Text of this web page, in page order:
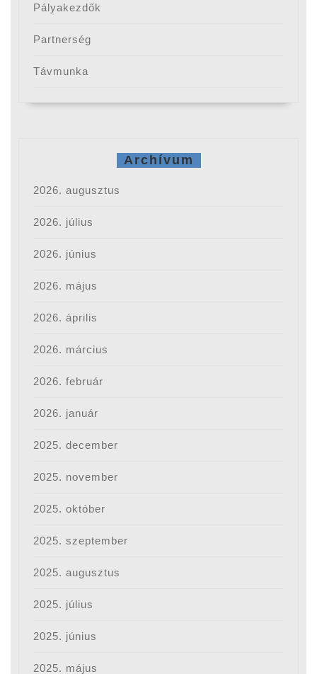
Pályakezdők
Partnerség
Távmunka
Archívum
2026. augusztus
2026. július
2026. június
2026. május
2026. április
2026. március
2026. február
2026. január
2025. december
2025. november
2025. október
2025. szeptember
2025. augusztus
2025. július
2025. június
2025. május